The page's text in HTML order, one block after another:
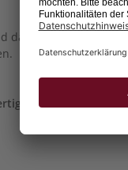
das Intervall, wie oft